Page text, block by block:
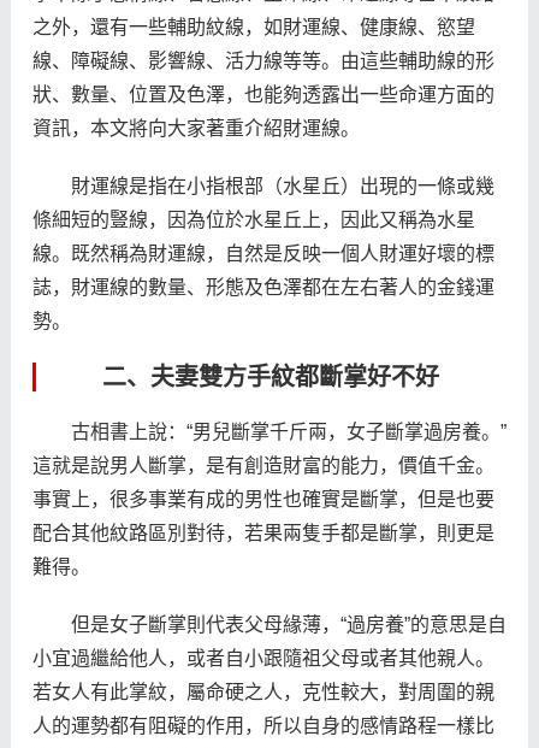
之外，還有一些輔助紋線，如財運線、健康線、慾望
線、障礙線、影響線、活力線等等。由這些輔助線的形
狀、數量、位置及色澤，也能夠透露出一些命運方面的
資訊，本文將向大家著重介紹財運線。
財運線是指在小指根部（水星丘）出現的一條或幾
條細短的豎線，因為位於水星丘上，因此又稱為水星
線。既然稱為財運線，自然是反映一個人財運好壞的標
誌，財運線的數量、形態及色澤都在左右著人的金錢運
勢。
二、夫妻雙方手紋都斷掌好不好
古相書上說：“男兒斷掌千斤兩，女子斷掌過房養。”
這就是說男人斷掌，是有創造財富的能力，價值千金。
事實上，很多事業有成的男性也確實是斷掌，但是也要
配合其他紋路區別對待，若果兩隻手都是斷掌，則更是
難得。
但是女子斷掌則代表父母緣薄，“過房養”的意思是自
小宜過繼給他人，或者自小跟隨祖父母或者其他親人。
若女人有此掌紋，屬命硬之人，克性較大，對周圍的親
人的運勢都有阻礙的作用，所以自身的感情路程一樣比